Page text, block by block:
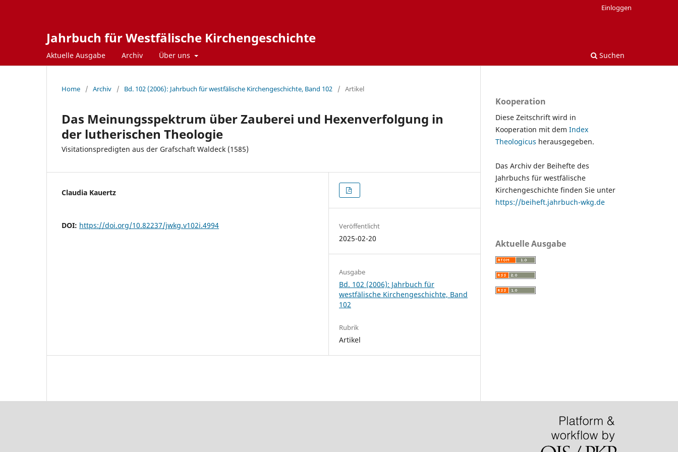
Jahrbuch für Westfälische Kirchengeschichte
Aktuelle Ausgabe Archiv Über uns Suchen
Einloggen
Home / Archiv / Bd. 102 (2006): Jahrbuch für westfälische Kirchengeschichte, Band 102 / Artikel
Das Meinungsspektrum über Zauberei und Hexenverfolgung in
der lutherischen Theologie
Visitationspredigten aus der Grafschaft Waldeck (1585)
Claudia Kauertz
DOI: https://doi.org/10.82237/jwkg.v102i.4994 Veröffentlicht
2025-02-20
Ausgabe
Bd. 102 (2006): Jahrbuch für
westfälische Kirchengeschichte, Band
102
Rubrik
Artikel
Kooperation
Diese Zeitschrift wird in
Kooperation mit dem Index
Theologicus herausgegeben.
Das Archiv der Beihefte des
Jahrbuchs für westfälische
Kirchengeschichte finden Sie unter
https://beiheft.jahrbuch-wkg.de
Aktuelle Ausgabe